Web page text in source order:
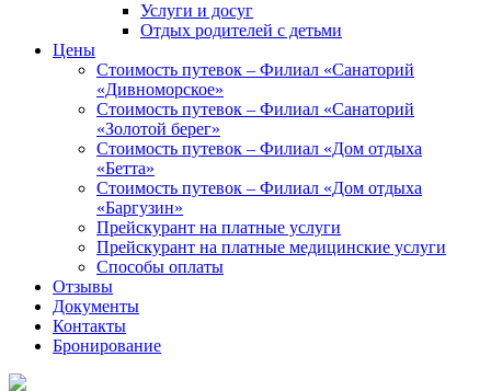
Услуги и досуг
Отдых родителей с детьми
Цены
Стоимость путевок – Филиал «Санаторий
«Дивноморское»
Стоимость путевок – Филиал «Санаторий
«Золотой берег»
Стоимость путевок – Филиал «Дом отдыха
«Бетта»
Стоимость путевок – Филиал «Дом отдыха
«Баргузин»
Прейскурант на платные услуги
Прейскурант на платные медицинские услуги
Способы оплаты
Отзывы
Документы
Контакты
Бронирование